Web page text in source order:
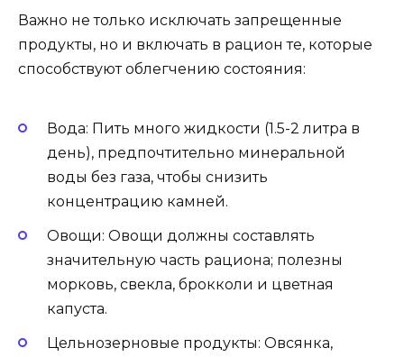
Важно не только исключать запрещенные
продукты, но и включать в рацион те, которые
способствуют облегчению состояния:
Вода: Пить много жидкости (1.5-2 литра в
день), предпочтительно минеральной
воды без газа, чтобы снизить
концентрацию камней.
Овощи: Овощи должны составлять
значительную часть рациона; полезны
морковь, свекла, брокколи и цветная
капуста.
Цельнозерновые продукты: Овсянка,